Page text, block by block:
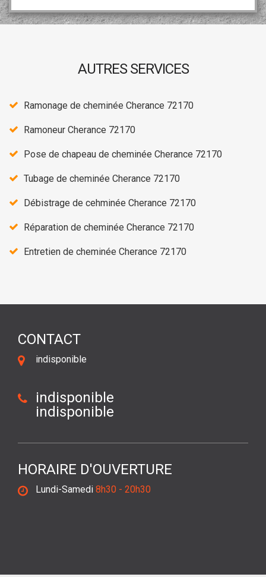
AUTRES SERVICES
Ramonage de cheminée Cherance 72170
Ramoneur Cherance 72170
Pose de chapeau de cheminée Cherance 72170
Tubage de cheminée Cherance 72170
Débistrage de cehminée Cherance 72170
Réparation de cheminée Cherance 72170
Entretien de cheminée Cherance 72170
CONTACT
indisponible
indisponible
indisponible
HORAIRE D'OUVERTURE
Lundi-Samedi 8h30 - 20h30